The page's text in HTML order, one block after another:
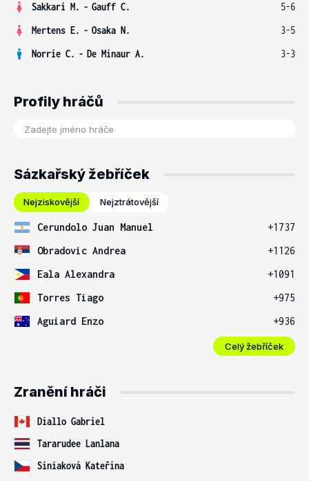
Sakkari M. - Gauff C.
5-6
Mertens E. - Osaka N.
3-5
Norrie C. - De Minaur A. 3-3
Profily hráčů
Sázkařský žebříček
Nejziskovější Nejztrátovější
Cerundolo Juan Manuel
+1737
Obradovic Andrea
+1126
Eala Alexandra
+1091
Torres Tiago
+975
Aguiard Enzo
+936
Celý žebříček
Zranění hráči
Diallo Gabriel
Tararudee Lanlana
Siniaková Kateřina